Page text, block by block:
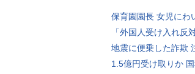
保育園園長 女児にわ
「外国人受け入れ反
地震に便乗した詐欺
1.5億円受け取りか